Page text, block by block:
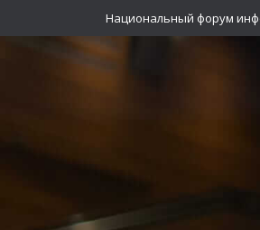
Национальный форум